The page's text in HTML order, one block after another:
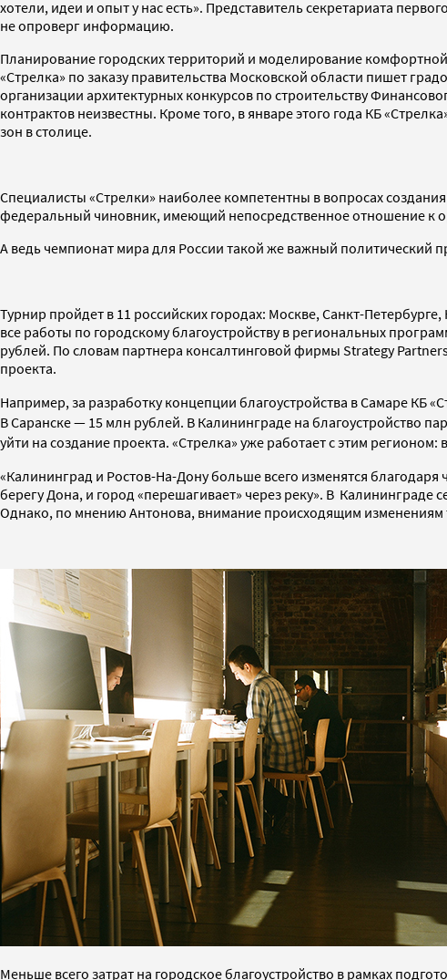
хотели, идеи и опыт у нас есть». Представитель секретариата
не опроверг информацию.
Планирование городских территорий и моделирование
«Стрелка» по заказу правительства Московской области пишет
организации архитектурных конкурсов по строительству
контрактов неизвестны. Кроме того, в январе этого года КБ
зон в столице.
Специалисты «Стрелки» наиболее компетентны в вопросах
федеральный чиновник, имеющий непосредственное отношение к
А ведь чемпионат мира для России такой же важный политический
Турнир пройдет в 11 российских городах: Москве, Санкт-
все работы по городскому благоустройству в региональных
рублей. По словам партнера консалтинговой фирмы Strategy
проекта.
Например, за разработку концепции благоустройства в Самаре КБ
В Саранске— 15 млн рублей. В Калининграде на благоустройство
уйти на создание проекта. «Стрелка» уже работает с этим
«Калининград и Ростов-На-Дону больше всего изменятся
берегу Дона, и город «перешагивает» через реку». В Калининграде
Однако, по мнению Антонова, внимание происходящим
Меньше всего затрат на городское благоустройство в рамках